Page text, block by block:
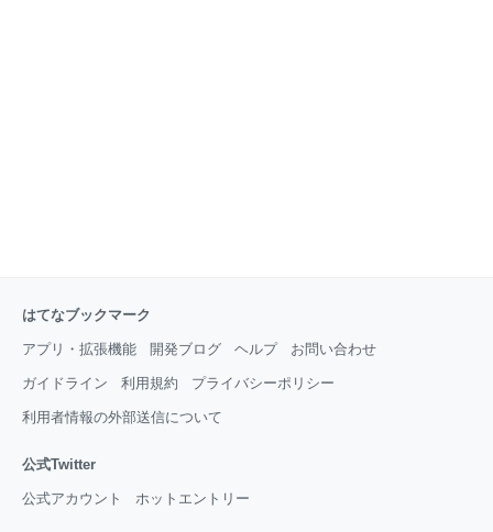
はてなブックマーク
アプリ・拡張機能 開発ブログ ヘルプ お問い合わせ
ガイドライン 利用規約 プライバシーポリシー
利用者情報の外部送信について
公式Twitter
公式アカウント ホットエントリー